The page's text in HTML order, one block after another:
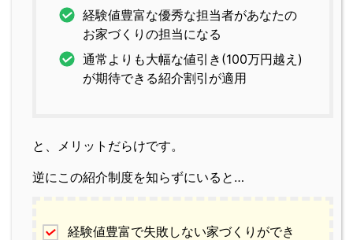
経験値豊富な優秀な担当者があなたの
お家づくりの担当になる
通常よりも大幅な値引き(100万円越え)
が期待できる紹介割引が適用
と、メリットだらけです。
逆にこの紹介制度を知らずにいると…
経験値豊富で失敗しない家づくりができ